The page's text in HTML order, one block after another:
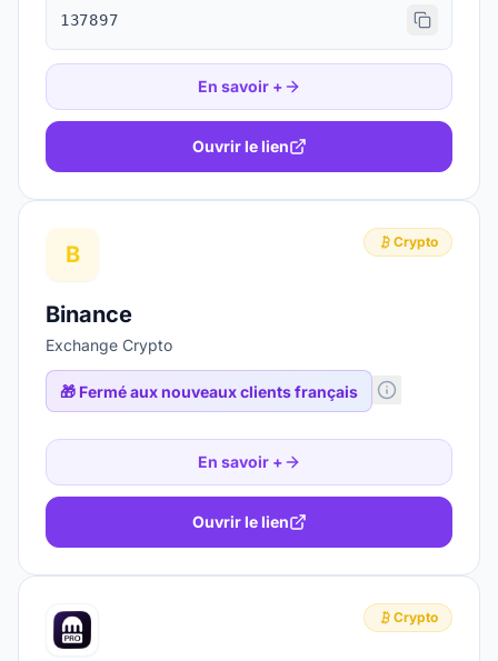
137897
En savoir +
Ouvrir le lien
B Crypto
Binance
Exchange Crypto
🎁 Fermé aux nouveaux clients français
En savoir +
Ouvrir le lien
Crypto